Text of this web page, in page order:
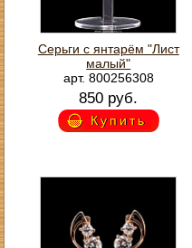
Серьги с янтарём "Лист
малый"
арт. 800256308
850 руб.
Купить